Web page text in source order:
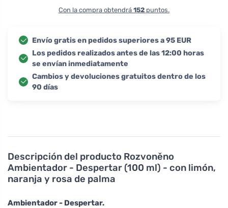
Descripción del producto Rozvoněno
Ambientador - Despertar (100 ml) - con limón,
naranja y rosa de palma
Ambientador - Despertar.
Con la compra obtendrá 152 puntos.
Envío gratis en pedidos superiores a 95 EUR
Los pedidos realizados antes de las 12:00 horas
se envían inmediatamente
Cambios y devoluciones gratuitos dentro de los
90 días